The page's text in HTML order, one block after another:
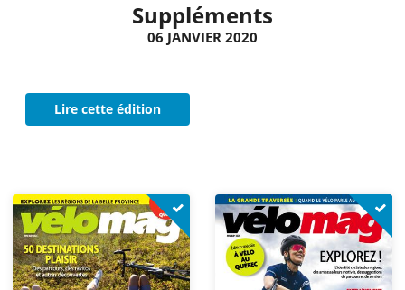
Suppléments
06 JANVIER 2020
Lire cette édition